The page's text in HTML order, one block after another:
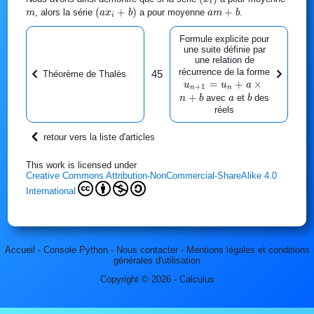
\times
(ax_i+b)}
+ ... +
n_ix_i)
n_2 +
n_2 +
... +
{n_1 + n_2 +
... + n_i} + b
i
m, alors la série (ax_i+b)
(axi + b) a pour moyenne am+b
am + b.
Théorème de Thalès 45
Formule explicite pour
une suite définie par
une relation de
récurrence de la forme
un+1 = un + a ×
n + baveca
a etb
bdes
réels
retour vers la liste d'articles
This work is licensed under
Creative Commons Attribution-NonCommercial-ShareAlike 4.0
International
Accueil - Console Python- Nous contacter- Mentions légales et conditions
générales d'utilisation
Copyright © 2026 - Calculus